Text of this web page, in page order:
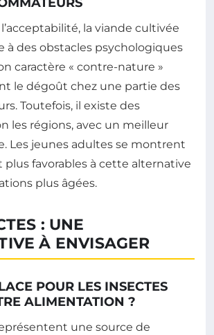
la viande cultivée
à des obstacles psychologiques
caractère « contre-nature »
le dégoût chez une partie des
Toutefois, il existe des
les régions, avec un meilleur
Les jeunes adultes se montrent
favorables à cette alternative
plus âgées.
: UNE
À ENVISAGER
POUR LES INSECTES
ALIMENTATION ?
une source de